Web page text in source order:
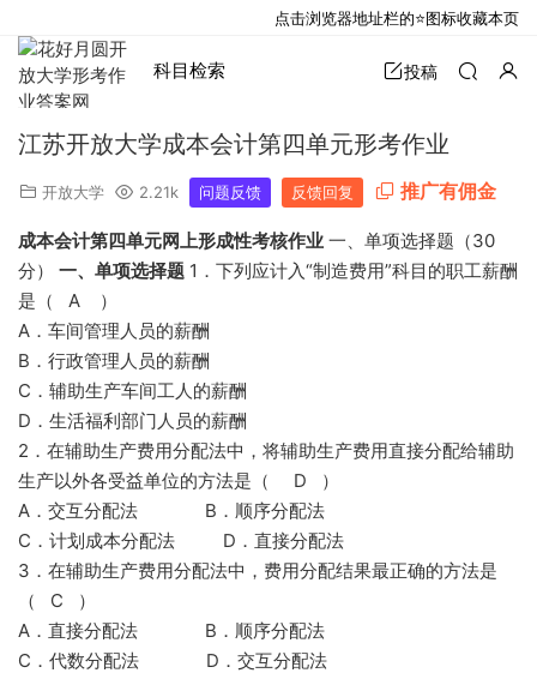
科目检索 投稿
江苏开放大学成本会计第四单元形考作业
开放大学 2.21k 问题反馈 反馈回复 推广有佣金
成本会计第四单元网上形成性考核作业 一、单项选择题（30
分） 一、单项选择题 1．下列应计入“制造费用”科目的职工薪酬
是（ A ）
A．车间管理人员的薪酬
B．行政管理人员的薪酬
C．辅助生产车间工人的薪酬
D．生活福利部门人员的薪酬
2．在辅助生产费用分配法中，将辅助生产费用直接分配给辅助
生产以外各受益单位的方法是（ D ）
A．交互分配法 B．顺序分配法
C．计划成本分配法 D．直接分配法
3．在辅助生产费用分配法中，费用分配结果最正确的方法是
（ C ）
A．直接分配法 B．顺序分配法
C．代数分配法 D．交互分配法
点击浏览器地址栏的⭐图标收藏本页